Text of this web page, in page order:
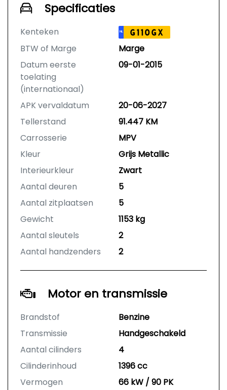
Specificaties
Kenteken NL G110GX
BTW of Marge
Marge
Datum eerste
toelating
(internationaal)
09-01-2015
APK vervaldatum
20-06-2027
Tellerstand
91.447 KM
Carrosserie
MPV
Kleur
Grijs Metallic
Interieurkleur
Zwart
Aantal deuren
5
Aantal zitplaatsen
5
Gewicht
1153 kg
Aantal sleutels
2
Aantal handzenders
2
Motor en transmissie
Brandstof
Benzine
Transmissie
Handgeschakeld
Aantal cilinders
4
Cilinderinhoud
1396 cc
Vermogen
66 kW / 90 PK